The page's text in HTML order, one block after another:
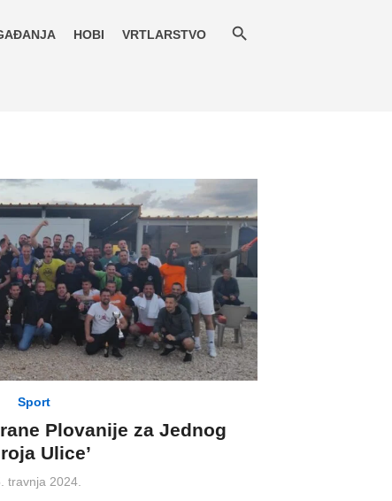
HOBI VRTLARSTVO
Sport
Plovanije za Jednog
Ulice’
travnja 2024.